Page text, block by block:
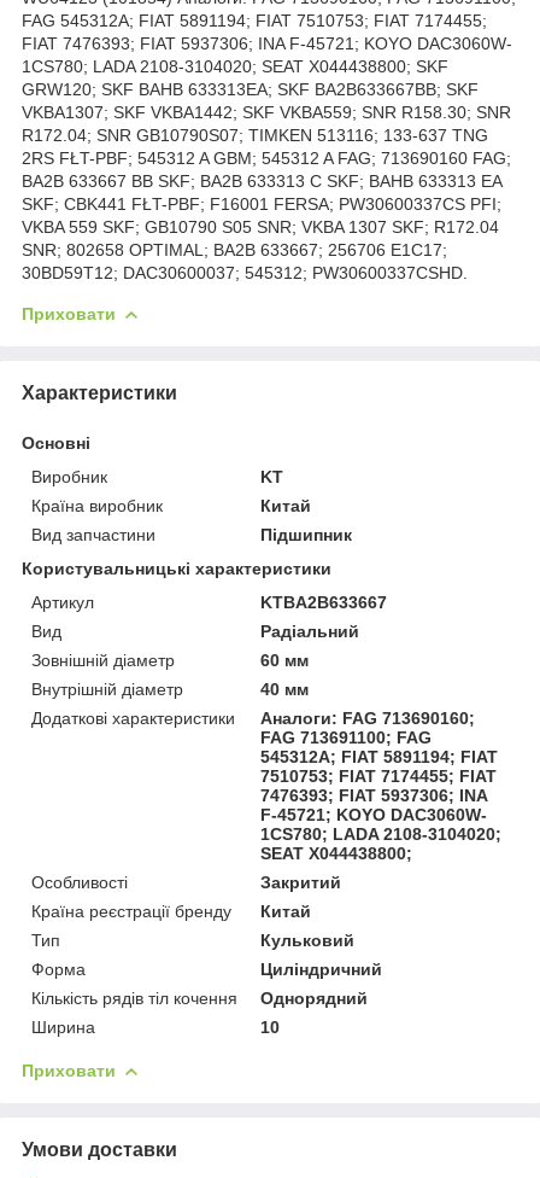
Приховати
Характеристики
Основні
Виробник
KT
Країна виробник
Китай
Вид запчастини
Підшипник
Користувальницькі характеристики
Артикул
KTBA2B633667
Вид
Радіальний
Зовнішній діаметр
60 мм
Внутрішній діаметр
40 мм
Додаткові характеристики
Аналоги: FAG 713690160;
FAG 713691100; FAG
545312A; FIAT 5891194; FIAT
7510753; FIAT 7174455; FIAT
7476393; FIAT 5937306; INA
F-45721; KOYO DAC3060W-
1CS780; LADA 2108-3104020;
SEAT X044438800;
Особливості
Закритий
Країна реєстрації бренду
Китай
Тип
Кульковий
Форма
Циліндричний
Кількість рядів тіл кочення
Однорядний
Ширина
10
Приховати
Умови доставки